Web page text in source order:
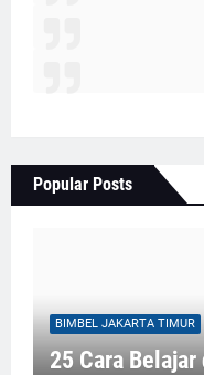
Popular Posts
BIMBEL JAKARTA TIMUR
25 Cara